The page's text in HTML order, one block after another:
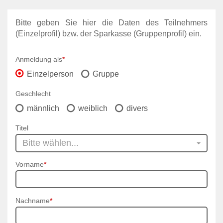
Bitte geben Sie hier die Daten des Teilnehmers
(Einzelprofil) bzw. der Sparkasse (Gruppenprofil) ein.
Anmeldung als*
Einzelperson Gruppe
Geschlecht
männlich weiblich divers
Titel
Bitte wählen...
Vorname*
Nachname*